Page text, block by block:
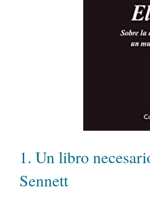
1. Un libro
Sennett